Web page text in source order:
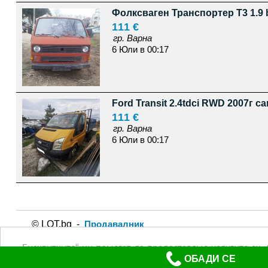
„Бисквитките“ ни помагат да предоставяме услугите
повече (Политика за защита на личните данни)
ОБАДИ СЕ
Фолксваген Транспортер Т3
111 €
гр. Варна
6 Юли в 00:17
Ford Transit 2.4tdci RWD 2007г
111 €
гр. Варна
6 Юли в 00:17
© LOT.bg - Продавалник